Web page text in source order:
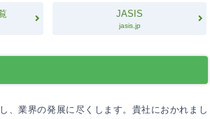
JASIS
jasis.jp
、業界の発展に尽くします。貴社におかれまし